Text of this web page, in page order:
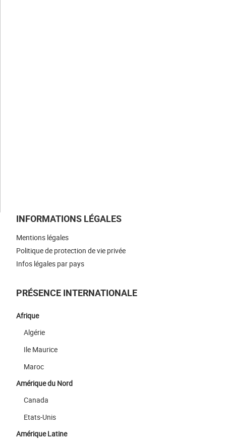
INFORMATIONS LÉGALES
Mentions légales
Politique de protection de vie privée
Infos légales par pays
PRÉSENCE INTERNATIONALE
Afrique
Algérie
Ile Maurice
Maroc
Amérique du Nord
Canada
Etats-Unis
Amérique Latine